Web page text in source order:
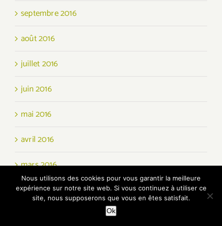
septembre 2016
août 2016
juillet 2016
juin 2016
mai 2016
avril 2016
mars 2016
février 2016
Nous utilisons des cookies pour vous garantir la meilleure
expérience sur notre site web. Si vous continuez à utiliser ce
site, nous supposerons que vous en êtes satisfait.
Ok